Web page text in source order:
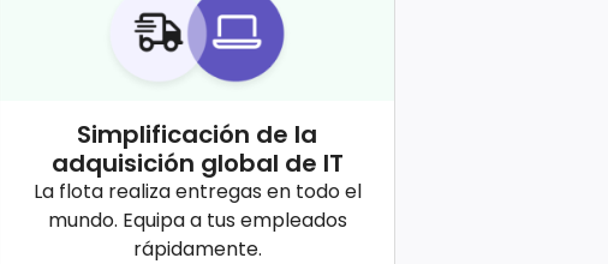
Simplificación de la
adquisición global de IT
La flota realiza entregas en todo el
mundo. Equipa a tus empleados
rápidamente.